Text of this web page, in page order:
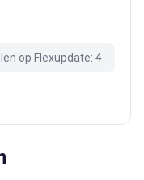
op Flexupdate: 4